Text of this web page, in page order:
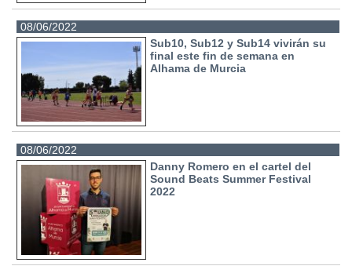
08/06/2022
Sub10, Sub12 y Sub14 vivirán su
final este fin de semana en
Alhama de Murcia
08/06/2022
Danny Romero en el cartel del
Sound Beats Summer Festival
2022